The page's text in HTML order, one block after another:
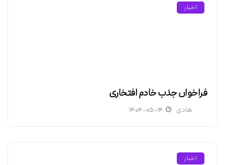
اخبار
فراخوان جذب خادم افتخاری
هادی ۱۴۰۴-۰۵-۱۴
اخبار